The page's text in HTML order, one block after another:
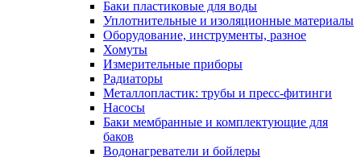
Баки пластиковые для воды
Уплотнительные и изоляционные материалы
Оборудование, инструменты, разное
Хомуты
Измерительные приборы
Радиаторы
Металлопластик: трубы и пресс-фитинги
Насосы
Баки мембранные и комплектующие для
баков
Водонагреватели и бойлеры